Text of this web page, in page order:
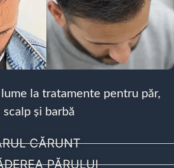
la tratamente pentru păr,
scalp și barbă
CĂRUNT
PĂRULUI